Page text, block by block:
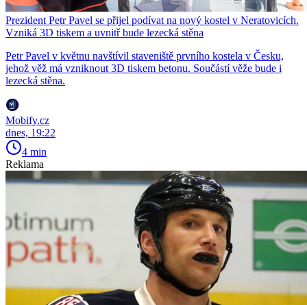
Prezident Petr Pavel se přijel podívat na nový kostel v Neratovicích.
Vzniká 3D tiskem a uvnitř bude lezecká stěna
Petr Pavel v květnu navštívil staveniště prvního kostela v Česku,
jehož věž má vzniknout 3D tiskem betonu. Součástí věže bude i
lezecká stěna.
Mobify.cz
dnes, 19:22
4 min
Reklama